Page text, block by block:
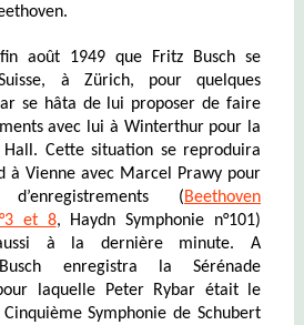
août 1949 que Fritz Busch se
à Zürich, pour quelques
se hâta de lui proposer de faire
avec lui à Winterthur pour la
Cette situation se reproduira
à Vienne avec Marcel Prawy pour
(Beethoven
et 8, Haydn Symphonie n°101)
à la dernière minute. A
enregistra la Sérénade
laquelle Peter Rybar était le
Symphonie de Schubert